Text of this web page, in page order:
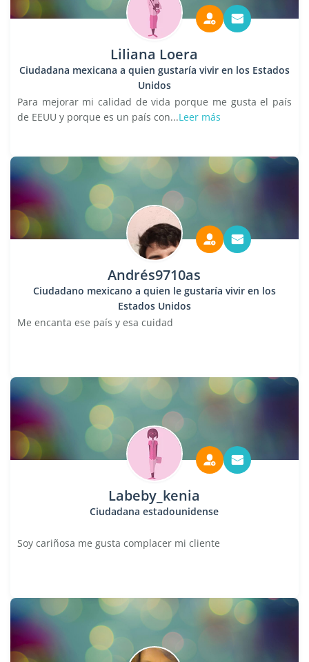
Liliana Loera
Ciudadana mexicana a quien gustaría vivir en los Estados
Unidos
Para mejorar mi calidad de vida porque me gusta el país
de EEUU y porque es un país con...Leer más
Andrés9710as
Ciudadano mexicano a quien le gustaría vivir en los
Estados Unidos
Me encanta ese país y esa cuidad
Labeby_kenia
Ciudadana estadounidense
Soy cariñosa me gusta complacer mi cliente